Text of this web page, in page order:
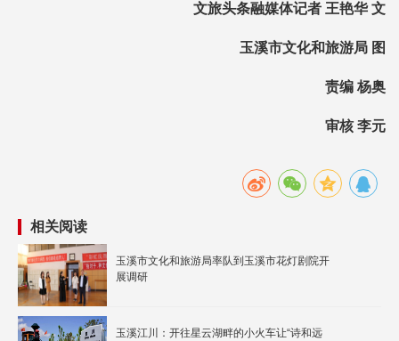
文旅头条融媒体记者 王艳华 文
玉溪市文化和旅游局 图
责编 杨奥
审核 李元
相关阅读
玉溪市文化和旅游局率队到玉溪市花灯剧院开
展调研
玉溪江川：开往星云湖畔的小火车让“诗和远